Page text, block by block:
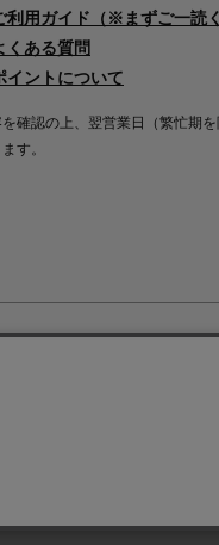
利用ガイド（※まずご一読
くある質問
イントについて
を確認の上、翌営業日（繁忙期
す。
ては「